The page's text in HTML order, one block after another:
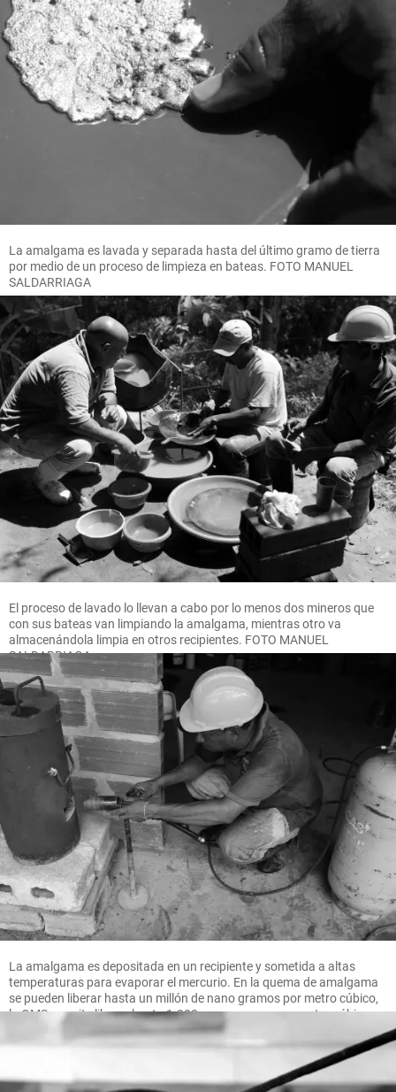
La amalgama es lavada y separada hasta del último gramo de tierra
por medio de un proceso de limpieza en bateas. FOTO MANUEL
SALDARRIAGA
El proceso de lavado lo llevan a cabo por lo menos dos mineros que
con sus bateas van limpiando la amalgama, mientras otro va
almacenándola limpia en otros recipientes. FOTO MANUEL
SALDARRIAGA
La amalgama es depositada en un recipiente y sometida a altas
temperaturas para evaporar el mercurio. En la quema de amalgama
se pueden liberar hasta un millón de nano gramos por metro cúbico,
la OMS permite liberar hasta 1.000 nano gramos por metro cúbico.